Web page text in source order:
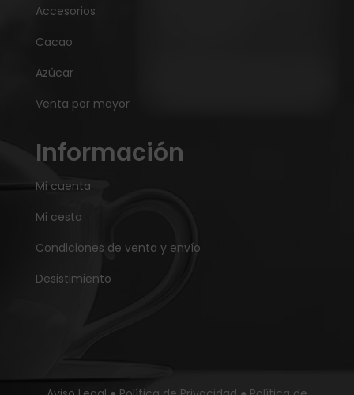
Accesorios
Cacao
Azúcar
Venta por mayor
Información
Mi cuenta
Mi cesta
Condiciones de venta y envío
Desistimiento